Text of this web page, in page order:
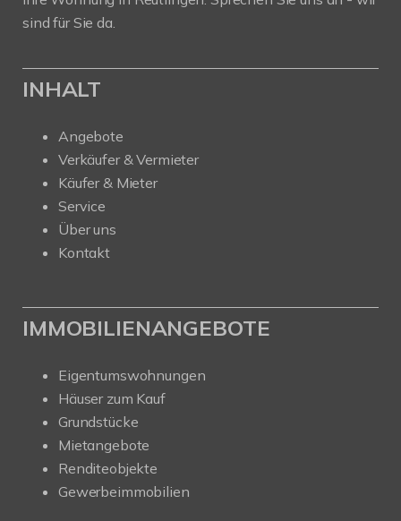
sind für Sie da.
INHALT
Angebote
Verkäufer & Vermieter
Käufer & Mieter
Service
Über uns
Kontakt
IMMOBILIENANGEBOTE
Eigentumswohnungen
Häuser zum Kauf
Grundstücke
Mietangebote
Renditeobjekte
Gewerbeimmobilien